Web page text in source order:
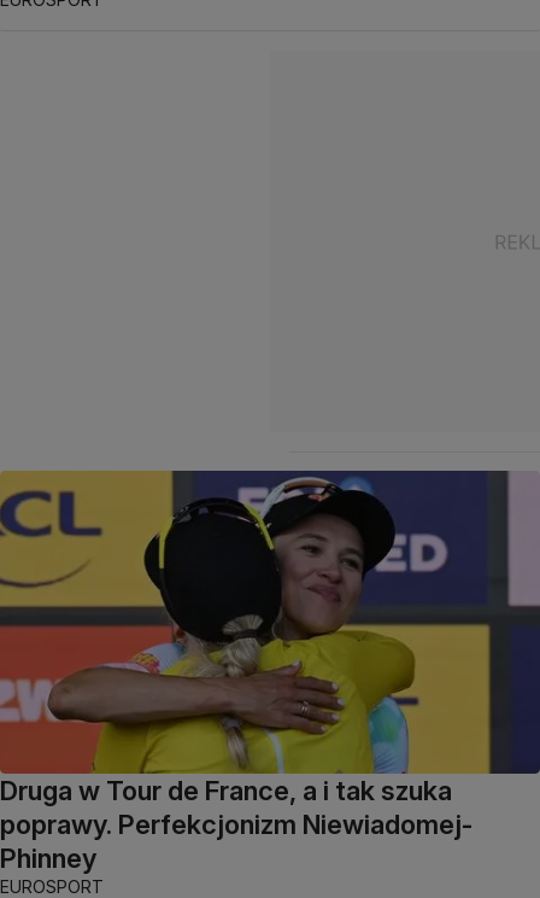
Druga w Tour de France, a i tak szuka
poprawy. Perfekcjonizm Niewiadomej-
Phinney
EUROSPORT